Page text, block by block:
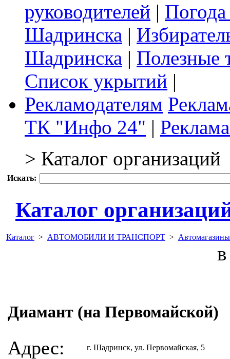
руководителей |
Шадринска |
Шадринска | Полезные
Список укрытий |
Рекламодателям
ТК "Инфо 24" |
> Каталог организаций
Искать:
Каталог
Каталог > АВТОМОБИЛИ И ТРАНСПОРТ > Автомагазины
Диамант (на Первомайской)
Адрес: г. Шадринск, ул. Первомайская, 5